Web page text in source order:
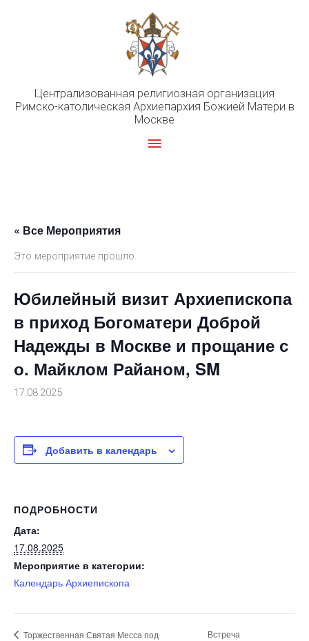
Централизованная религиозная организация
Римско-католическая Архиепархия Божией Матери в
Москве
Главное
« Все Мероприятия
Это мероприятие прошло.
Юбилейный визит Архиепископа
в приход Богоматери Доброй
Надежды в Москве и прощание с
о. Майклом Райаном, SM
17.08.2025
Добавить в календарь
ПОДРОБНОСТИ
Дата:
17.08.2025
Мероприятие в категории:
Календарь Архиепископа
Торжественная Святая Месса под
Встреча